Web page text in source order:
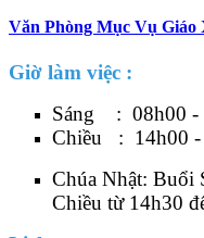
Văn Phòng Mục Vụ Giáo
Giờ làm việc :
Sáng : 08h00 -
Chiều : 14h00 -
Chúa Nhật: Buổi
Chiều từ 14h30